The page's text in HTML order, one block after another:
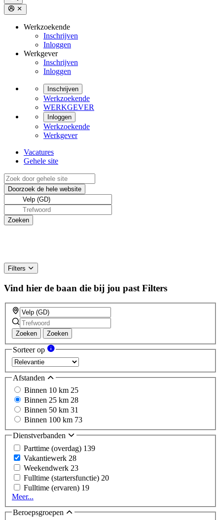
Werkzoekende
Inschrijven
Inloggen
Werkgever
Inschrijven
Inloggen
Inschrijven
Werkzoekende
WERKGEVER
Inloggen
Werkzoekende
Werkgever
Vacatures
Gehele site
Filters
Vind hier de baan die bij jou past Filters
Zoeken Zoeken
Sorteer op
Afstanden
Binnen 10 km 25
Binnen 25 km 28
Binnen 50 km 31
Binnen 100 km 73
Dienstverbanden
Parttime (overdag) 139
Vakantiewerk 28
Weekendwerk 23
Fulltime (startersfunctie) 20
Fulltime (ervaren) 19
Meer...
Beroepsgroepen